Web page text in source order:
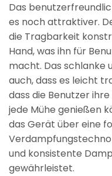
Das
es noch attraktiver.
die Tragbarkeit
Hand, was ihn für
macht. Das schlanke
auch, dass es leicht
dass die Benutzer
jede Mühe genießen
das Gerät über eine
und konsistente
gewährleistet.